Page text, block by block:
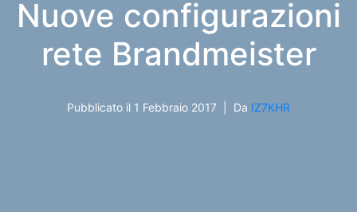
Nuove configurazioni
rete Brandmeister
Pubblicato il 1 Febbraio 2017 Da IZ7KHR